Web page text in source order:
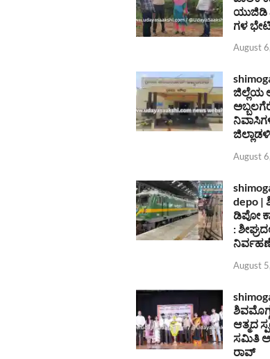
ಯುಜಿಡಿ
ಗಳ
August
ಜಿಲ್ಲೆಯ
August
depo |
ಡಿಪೋ
:
August
ಆತ್ಮದ
ಸಮಿತಿ
ರಾವ್